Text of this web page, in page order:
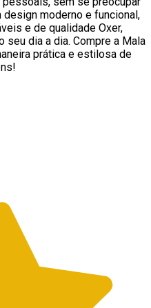
moderno e funcional,
e de qualidade Oxer,
seu dia a dia. Compre a Mala
prática e estilosa de